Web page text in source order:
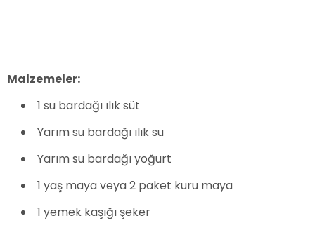
Malzemeler:
1 su bardağı ılık süt
Yarım su bardağı ılık su
Yarım su bardağı yoğurt
1 yaş maya veya 2 paket kuru maya
1 yemek kaşığı şeker